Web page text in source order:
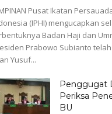
Pusat Ikatan
(IPHI) mengucapkan
Badan Haji dan
Prabowo Subianto telah
Yusuf...
Penggugat
Periksa
BU